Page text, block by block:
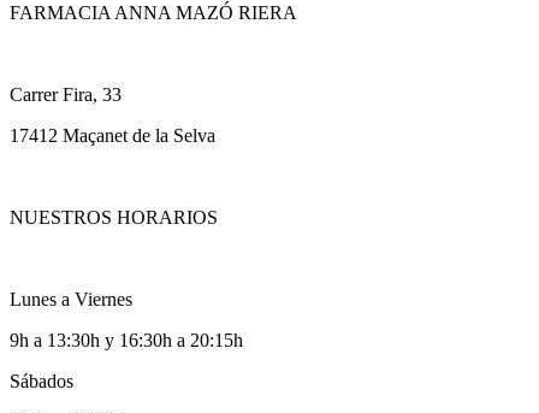
FARMACIA ANNA MAZÓ RIERA
Carrer Fira, 33
17412 Maçanet de la Selva
NUESTROS HORARIOS
Lunes a Viernes
9h a 13:30h y 16:30h a 20:15h
Sábados